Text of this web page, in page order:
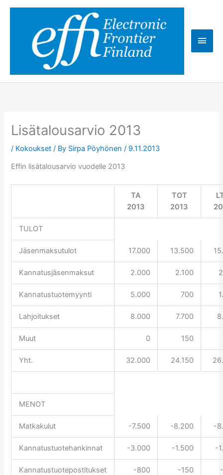
Main
Lisätalousarvio 2013
/ Kokoukset / By Sirpa Pöyhönen/ 9.11.2013
Effin lisätalousarvio vuodelle 2013
TA
2013
TOT
2013
TULOT
Jäsenmaksutulot 17.000 13.500
Kannatusjäsenmaksut 2.000 2.100
Kannatustuotemyynti 5.000 700
Lahjoitukset 8.000 7.700
Muut 0 150
Yht. 32.000 24.150
MENOT
Matkakulut -7.500 -8.200 -
Kannatustuotehankinnat -3.000 -1.500 -
Kannatustuotepostitukset -800 -150